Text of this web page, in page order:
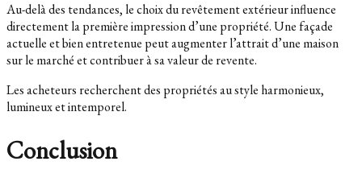
Au-delà des tendances, le choix du revêtement extérieur influence
directement la première impression d’une propriété. Une façade
actuelle et bien entretenue peut augmenter l’attrait d’une maison
sur le marché et contribuer à sa valeur de revente.
Les acheteurs recherchent des propriétés au style harmonieux,
lumineux et intemporel.
Conclusion